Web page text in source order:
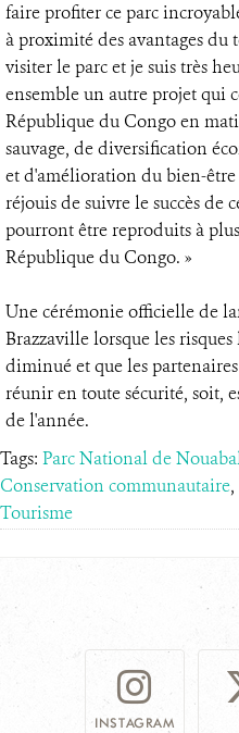
faire profiter ce parc
à proximité des avantages du
visiter le parc et je suis très
ensemble un autre projet qui
République du Congo en
sauvage, de diversification
et d'amélioration du bien-être
réjouis de suivre le succès de
pourront être reproduits à
République du Congo. »
Une cérémonie officielle de
Brazzaville lorsque les
diminué et que les
réunir en toute sécurité, soit,
de l'année.
Tags: Parc National de
Conservation communautaire,
Tourisme
INSTAGRAM